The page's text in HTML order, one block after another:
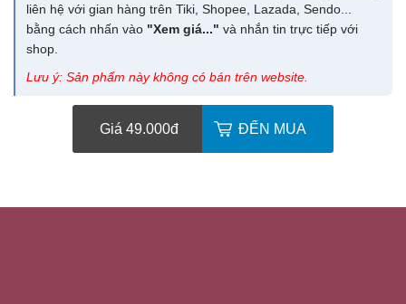
liên hệ với gian hàng trên Tiki, Shopee, Lazada, Sendo...
bằng cách nhấn vào "Xem giá..." và nhắn tin trực tiếp với
shop.
Lưu ý: Sản phẩm này không có bán trên website.
Giá 49.000đ ĐẾN MUA